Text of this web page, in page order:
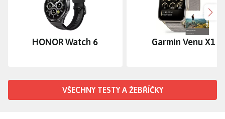
HONOR Watch 6 Garmin Venu X1
VŠECHNY TESTY A ŽEBŘÍČKY